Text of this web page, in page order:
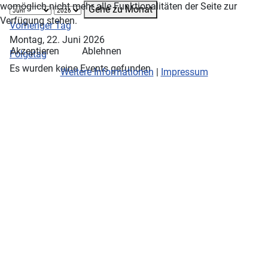
Gehe zu Monat
Vorheriger Tag
Montag, 22. Juni 2026
Folgetag
Es wurden keine Events gefunden
womöglich nicht mehr alle Funktionalitäten der Seite zur
Verfügung stehen.
Akzeptieren
Ablehnen
Weitere Informationen | Impressum